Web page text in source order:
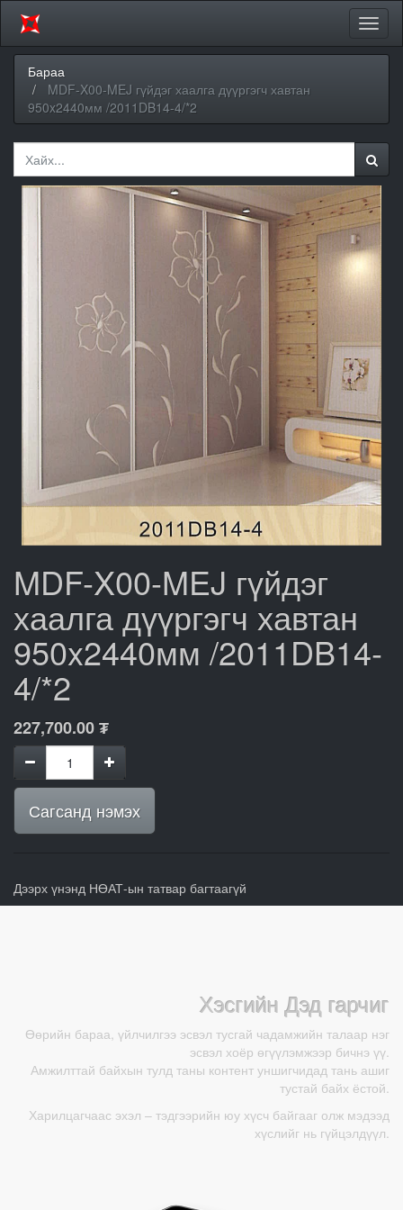
Бараа
MDF-X00-MEJ гүйдэг хаалга дүүргэгч хавтан
950x2440мм /2011DB14-4/*2
MDF-X00-MEJ гүйдэг
хаалга дүүргэгч хавтан
950x2440мм /2011DB14-
4/*2
227,700.00₮
Сагсанд нэмэх
Дээрх үнэнд НӨАТ-ын татвар багтаагүй
Хэсгийн Дэд гарчиг
Өөрийн бараа, үйлчилгээ эсвэл тусгай чадамжийн талаар нэг
эсвэл хоёр өгүүлэмжээр бичнэ үү.
Амжилттай байхын тулд таны контент уншигчидад тань ашиг
тустай байх ёстой.
Харилцагчаас эхэл – тэдгээрийн юу хүсч байгааг олж мэдээд
хүслийг нь гүйцэлдүүл.